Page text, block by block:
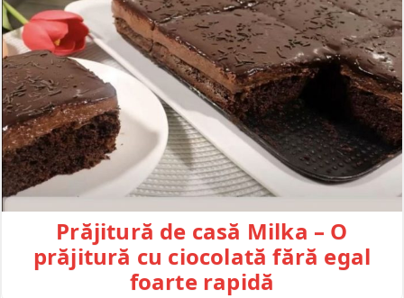
Prăjitură de casă Milka – O
prăjitură cu ciocolată fără egal
foarte rapidă